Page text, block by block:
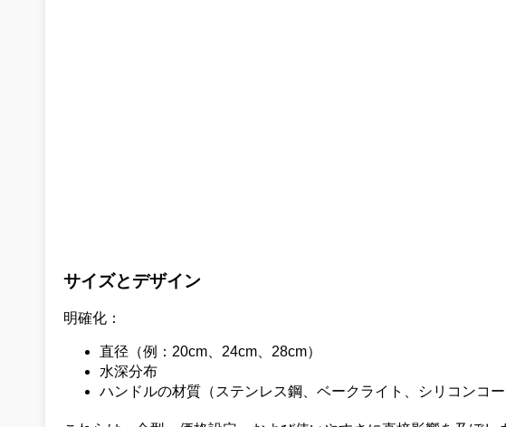
サイズとデザイン
明確化：
直径（例：20cm、24cm、28cm）
水深分布
ハンドルの材質（ステンレス鋼、ベークライト、シリコンコー